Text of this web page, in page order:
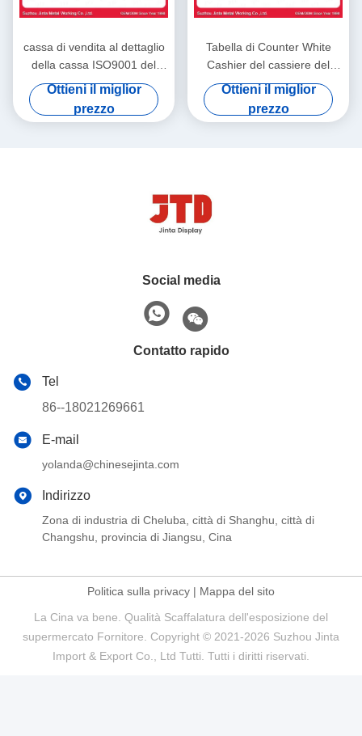
cassa di vendita al dettaglio
della cassa ISO9001 del
supermercato di 1200mm
1600mm
Ottieni il miglior
prezzo
Tabella di Counter White
Cashier del cassiere del
supermercato di 850mm per
il negozio
Ottieni il miglior
prezzo
Social media
Contatto rapido
Tel
86--18021269661
E-mail
yolanda@chinesejinta.com
Indirizzo
Zona di industria di Cheluba, città di Shanghu, città di
Changshu, provincia di Jiangsu, Cina
Politica sulla privacy | Mappa del sito
La Cina va bene. Qualità Scaffalatura dell'esposizione del
supermercato Fornitore. Copyright © 2021-2026 Suzhou Jinta
Import & Export Co., Ltd Tutti. Tutti i diritti riservati.